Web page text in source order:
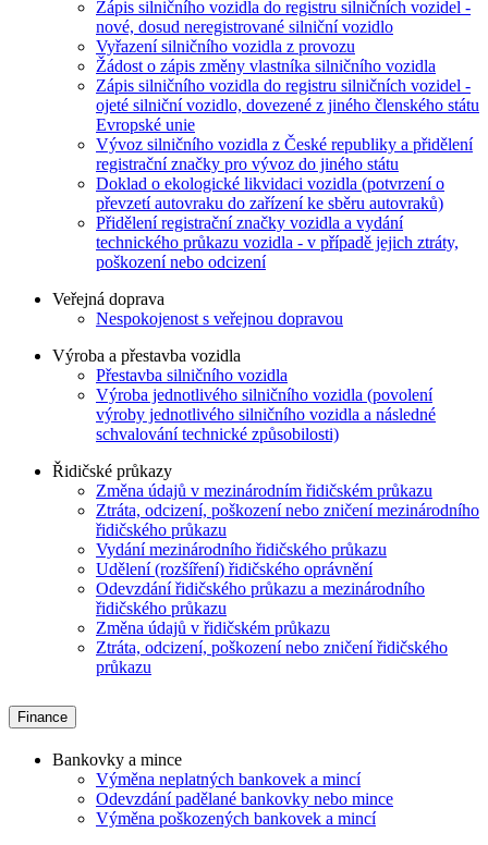
Zápis silničního vozidla do registru silničních vozidel -
nové, dosud neregistrované silniční vozidlo
Vyřazení silničního vozidla z provozu
Žádost o zápis změny vlastníka silničního vozidla
Zápis silničního vozidla do registru silničních vozidel -
ojeté silniční vozidlo, dovezené z jiného členského státu
Evropské unie
Vývoz silničního vozidla z České republiky a přidělení
registrační značky pro vývoz do jiného státu
Doklad o ekologické likvidaci vozidla (potvrzení o
převzetí autovraku do zařízení ke sběru autovraků)
Přidělení registrační značky vozidla a vydání
technického průkazu vozidla - v případě jejich ztráty,
poškození nebo odcizení
Veřejná doprava
Nespokojenost s veřejnou dopravou
Výroba a přestavba vozidla
Přestavba silničního vozidla
Výroba jednotlivého silničního vozidla (povolení
výroby jednotlivého silničního vozidla a následné
schvalování technické způsobilosti)
Řidičské průkazy
Změna údajů v mezinárodním řidičském průkazu
Ztráta, odcizení, poškození nebo zničení mezinárodního
řidičského průkazu
Vydání mezinárodního řidičského průkazu
Udělení (rozšíření) řidičského oprávnění
Odevzdání řidičského průkazu a mezinárodního
řidičského průkazu
Změna údajů v řidičském průkazu
Ztráta, odcizení, poškození nebo zničení řidičského
průkazu
Finance
Bankovky a mince
Výměna neplatných bankovek a mincí
Odevzdání padělané bankovky nebo mince
Výměna poškozených bankovek a mincí